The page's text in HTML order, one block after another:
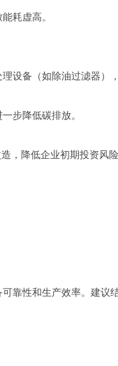
耗虚高。
设备（如除油过滤器）
步降低碳排放。
，降低企业初期投资风险
靠性和生产效率。建议